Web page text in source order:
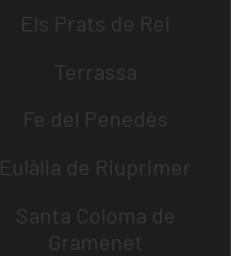
Els Prats de Rei
Terrassa
Fe del Penedès
Eulàlia de Riuprimer
Santa Coloma de
Gramenet